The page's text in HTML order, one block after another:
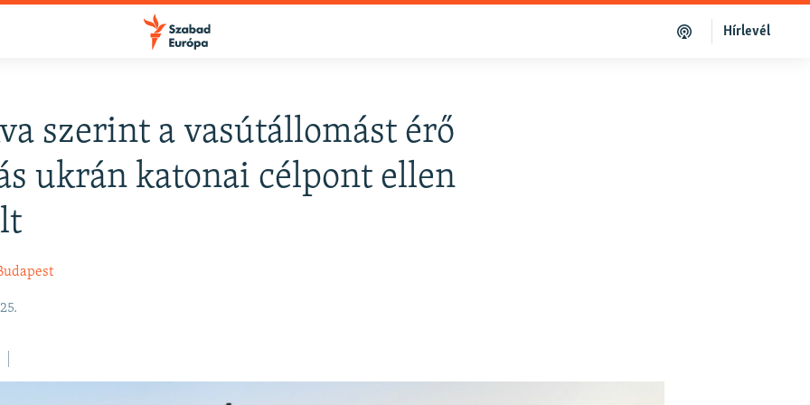
Hírlevél
szerint a vasútállomást érő
ukrán katonai célpont ellen
FELIRATKOZÁS